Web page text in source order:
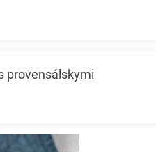
provensálskymi